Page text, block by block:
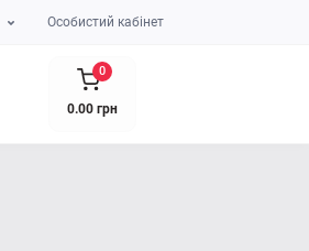
Особистий кабінет
0
0.00 грн